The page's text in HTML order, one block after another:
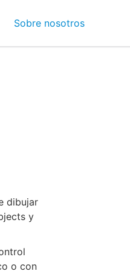
Sobre nosotros
dibujar
y
o con